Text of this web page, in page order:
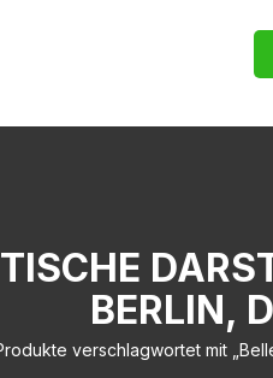
BERLIN,
verschlagwortet mit